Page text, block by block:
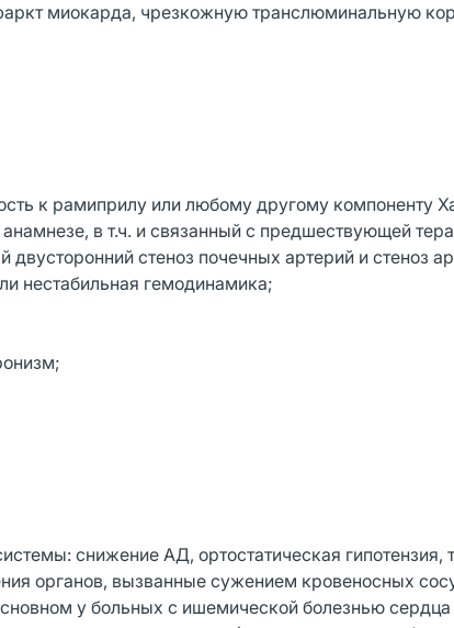
миокарда, чрезкожную транслюминальную
к рамиприлу или любому другому компоненту
анамнезе, в т.ч. и связанный с предшествующей
стеноз почечных артерий и стеноз
нестабильная гемодинамика;
снижение АД, ортостатическая гипотензия,
органов, вызванные сужением кровеносных
у больных с ишемической болезнью